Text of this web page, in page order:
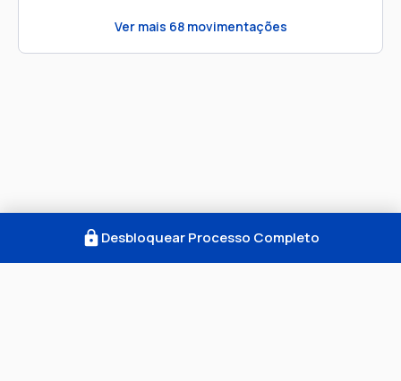
Ver mais 68movimentações
Desbloquear Processo Completo